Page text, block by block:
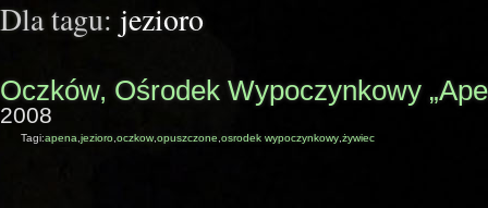
Dla tagu: jezioro
Oczków, Ośrodek Wypoczynkowy
2008
Tagi:apena ,jezioro ,oczkow,opuszczone ,osrodek wypoczynkowy ,żywiec